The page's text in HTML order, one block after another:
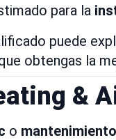
para la
puede
obtengas la
&
o